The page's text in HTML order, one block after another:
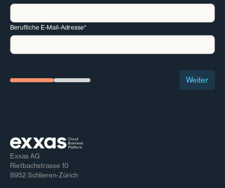
Berufliche E-Mail-Adresse*
Weiter
Exxas AG
Rietbachstrasse 10
8952 Schlieren-Zürich